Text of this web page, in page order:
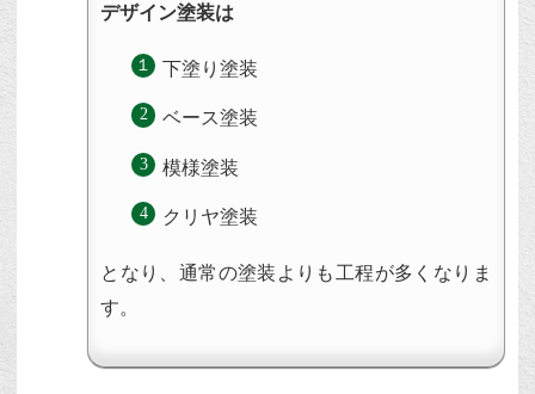
デザイン塗装は
下塗り塗装
ベース塗装
模様塗装
クリヤ塗装
となり、通常の塗装よりも工程が多くなりま
す。